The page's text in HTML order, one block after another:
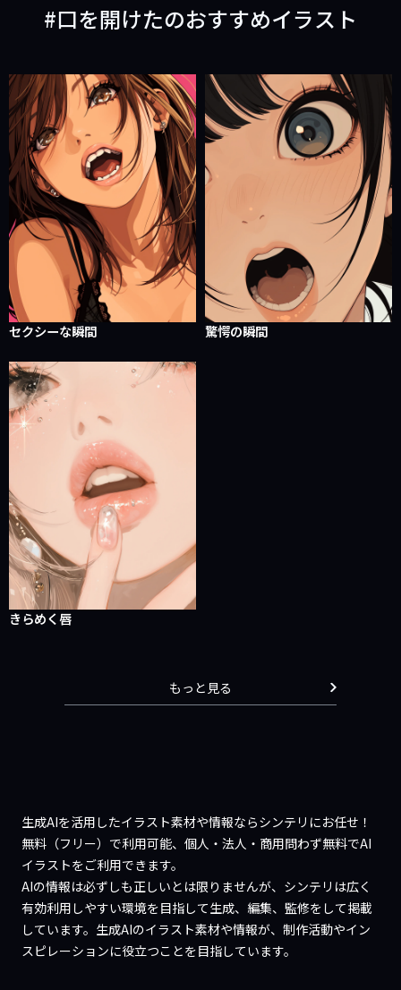
口を開けたのおすすめイラスト
セクシーな瞬間 驚愕の瞬間
きらめく唇
もっと見る
生成AIを活用したイラスト素材や情報ならシンテリにお任せ！
無料（フリー）で利用可能、個人・法人・商用問わず無料でAI
イラストをご利用できます。
AIの情報は必ずしも正しいとは限りませんが、シンテリは広く
有効利用しやすい環境を目指して生成、編集、監修をして掲載
しています。生成AIのイラスト素材や情報が、制作活動やイン
スピレーションに役立つことを目指しています。